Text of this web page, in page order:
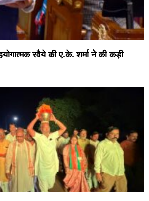
रवैये की ए.के. शर्मा ने की कड़ी